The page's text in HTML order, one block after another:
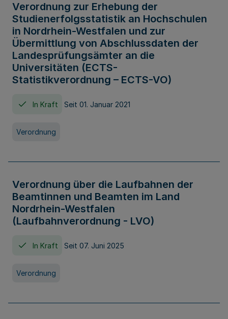
Verordnung zur Erhebung der
Studienerfolgsstatistik an Hochschulen
in Nordrhein-Westfalen und zur
Übermittlung von Abschlussdaten der
Landesprüfungsämter an die
Universitäten (ECTS-
Statistikverordnung – ECTS-VO)
In Kraft Seit 01. Januar 2021
Verordnung
Verordnung über die Laufbahnen der
Beamtinnen und Beamten im Land
Nordrhein-Westfalen
(Laufbahnverordnung - LVO)
In Kraft Seit 07. Juni 2025
Verordnung